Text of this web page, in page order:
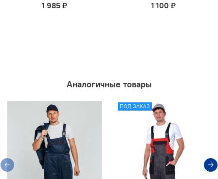
1 985 ₽ 1 100 ₽
Аналогичные товары
ПОД ЗАКАЗ